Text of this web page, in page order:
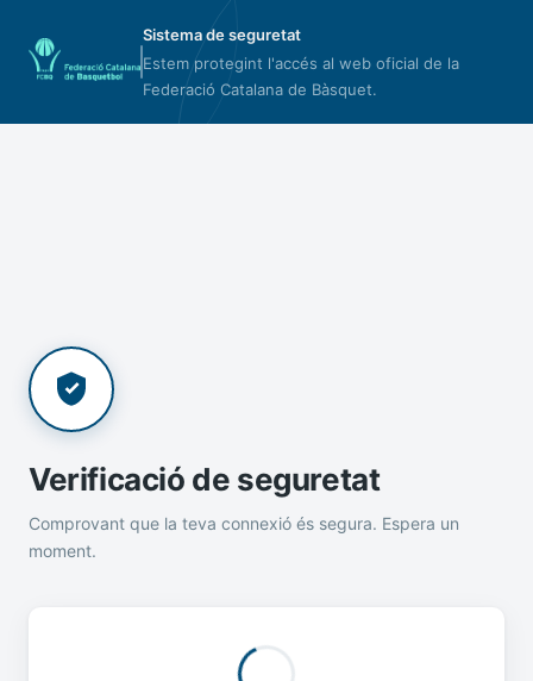
Sistema de seguretat
Estem protegint l'accés al web oficial de la
Federació Catalana de Bàsquet.
Verificació de seguretat
Comprovant que la teva connexió és segura. Espera un
moment.